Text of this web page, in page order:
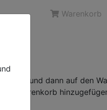
Warenkorb
und dann auf den
Warenkorb